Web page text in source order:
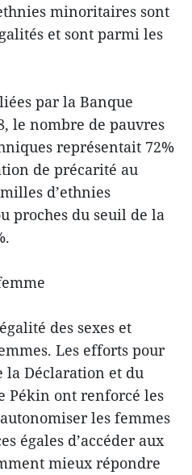
minoritaires sont
et sont parmi les
par la Banque
le nombre de pauvres
représentait 72%
de précarité au
d’ethnies
proches du seuil de la
des sexes et
Les efforts pour
la Déclaration et du
Pékin ont renforcé les
les femmes
égales d’accéder aux
mieux répondre